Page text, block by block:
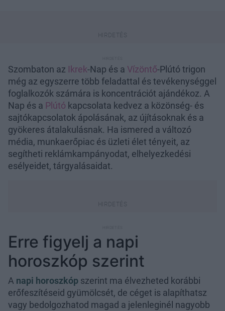
Szombaton az Ikrek-Nap és a Vízöntő-Plútó trigon
még az egyszerre több feladattal és tevékenységgel
foglalkozók számára is koncentrációt ajándékoz. A
Nap és a Plútó kapcsolata kedvez a közönség- és
sajtókapcsolatok ápolásának, az újításoknak és a
gyökeres átalakulásnak. Ha ismered a változó
média, munkaerőpiac és üzleti élet tényeit, az
segítheti reklámkampányodat, elhelyezkedési
esélyeidet, tárgyalásaidat.
Erre figyelj a napi
horoszkóp szerint
A napi horoszkóp szerint ma élvezheted korábbi
erőfeszítéseid gyümölcsét, de céget is alapíthatsz
vagy bedolgozhatod magad a jelenleginél nagyobb